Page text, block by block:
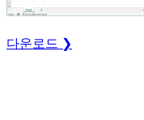
다운로드 ❯